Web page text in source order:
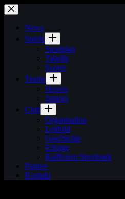
Zum
Inhalt
springenNews
Spiele
Spielplan
Tabelle
Scorer
Teams
Herren
Juniors
Club
Organisation
Leitbild
Geschichte
Erfolge
Raiffeisen Sportpark
Partner
Kontakt